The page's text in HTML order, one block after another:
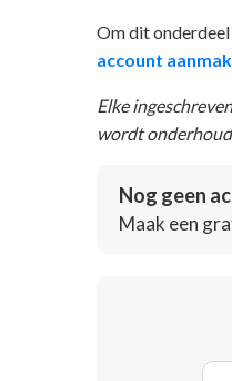
Om dit
account
Elke
wordt
Nog geen
Maak een